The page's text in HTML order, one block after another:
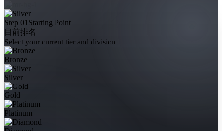
Step 01 Starting Point
目前排名
Select your current tier and division
Bronze
Silver
Gold
Platinum